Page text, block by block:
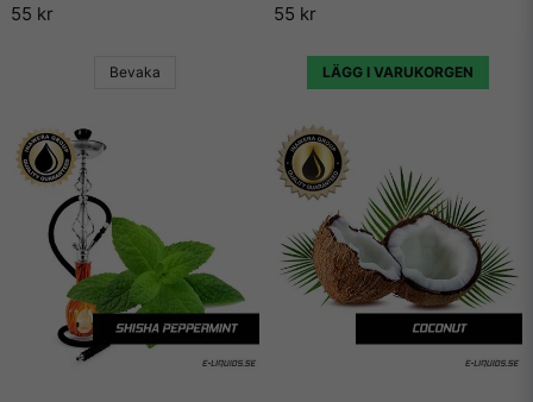
55 kr
Bevaka
55 kr
LÄGG I VARUKORGEN
- Animaliska produkter
hemsida.
E-Liquids.se
Vi på E-liquids.se är stolta över att vara återförsäljare av
Capella Flavors och kunna erbjuda våra kunder några av de
absolut mest köpta och framförallt godaste aromerna och
essenserna som finns på marknaden.